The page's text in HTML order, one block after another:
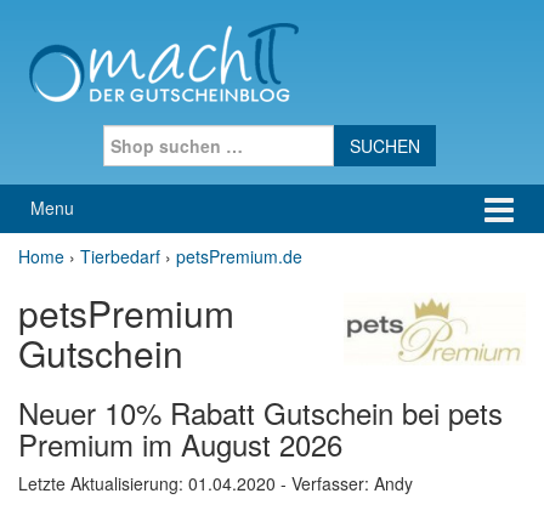
Menu
Home › Tierbedarf › petsPremium.de
petsPremium
Gutschein
Neuer 10% Rabatt Gutschein bei pets
Premium im August 2026
Letzte Aktualisierung: 01.04.2020 - Verfasser: Andy